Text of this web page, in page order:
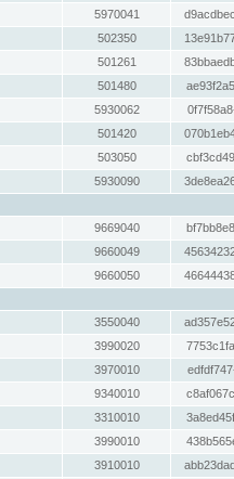
5970041
502350
501261
501480
5930062
501420
503050
5930090
9669040
9660049
9660050
3550040
3990020
3970010
9340010
3310010
3990010
3910010